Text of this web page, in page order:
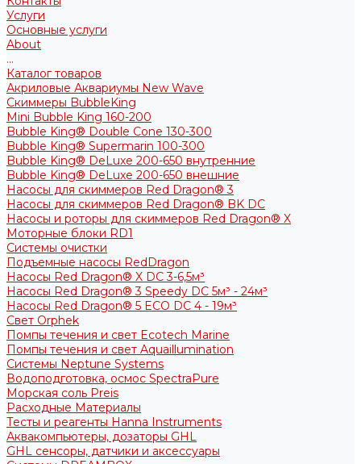
Услуги
Основные услуги
About
...
Каталог товаров
Акриловые Аквариумы New Wave
Скиммеры BubbleKing
Mini Bubble King 160-200
Bubble King® Double Cone 130-300
Bubble King® Supermarin 100-300
Bubble King® DeLuxe 200-650 внутренние
Bubble King® DeLuxe 200-650 внешние
Насосы для скиммеров Red Dragon® 3
Насосы для скиммеров Red Dragon® BK DC
Насосы и роторы для скиммеров Red Dragon® X
Моторные блоки RD1
Системы очистки
Подъемные насосы RedDragon
Насосы Red Dragon® X DC 3-6,5м³
Насосы Red Dragon® 3 Speedy DC 5м³ - 24м³
Насосы Red Dragon® 5 ECO DC 4 - 19м³
Свет Orphek
Помпы течения и свет Ecotech Marine
Помпы течения и свет Aquaillumination
Системы Neptune Systems
Водоподготовка, осмос SpectraPure
Морская соль Preis
Расходные Материалы
Тесты и реагенты Hanna Instruments
Аквакомпьютеры, дозаторы GHL
GHL сенсоры, датчики и аксессуары